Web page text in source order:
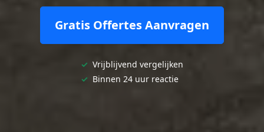
Gratis Offertes Aanvragen
✓ Vrijblijvend vergelijken
✓ Binnen 24 uur reactie